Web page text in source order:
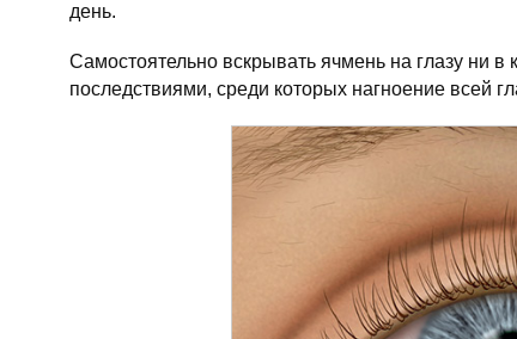
день.
Самостоятельно вскрывать ячмень на глазу ни
последствиями, среди которых нагноение всей